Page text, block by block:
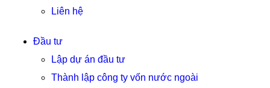
Liên hệ
Đầu tư
Lập dự án đầu tư
Thành lập công ty vốn nước ngoài